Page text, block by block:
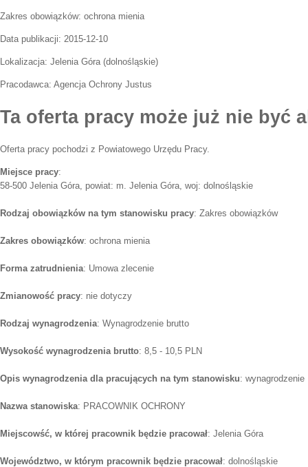
Zakres obowiązków: ochrona mienia
Data publikacji: 2015-12-10
Lokalizacja: Jelenia Góra(dolnośląskie)
Pracodawca: Agencja Ochrony Justus
Ta oferta pracy może już nie być
Oferta pracy pochodzi z Powiatowego Urzędu Pracy.
Miejsce pracy:
58-500 Jelenia Góra, powiat: m. Jelenia Góra, woj: dolnośląskie
Rodzaj obowiązków na tym stanowisku pracy: Zakres obowiązków
Zakres obowiązków: ochrona mienia
Forma zatrudnienia: Umowa zlecenie
Zmianowość pracy: nie dotyczy
Rodzaj wynagrodzenia: Wynagrodzenie brutto
Wysokość wynagrodzenia brutto: 8,5 - 10,5 PLN
Opis wynagrodzenia dla pracujących na tym stanowisku: wynagrodzenie
Nazwa stanowiska: PRACOWNIK OCHRONY
Miejscowść, w której pracownik będzie pracował: Jelenia Góra
Województwo, w którym pracownik będzie pracował: dolnośląskie